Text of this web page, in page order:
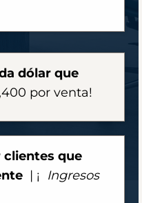
dólar que
por venta!
clientes que
| ¡ Ingresos